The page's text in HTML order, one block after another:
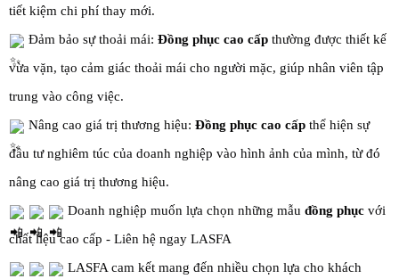
tiết kiệm chi phí thay mới.
Đảm bảo sự thoải mái:Đồng phục cao cấp thường được thiết kế
vừa vặn, tạo cảm giác thoải mái cho người mặc, giúp nhân viên tập
trung vàocông việc.
Nâng cao giá trị thương hiệu: Đồng phục cao cấp thể hiện sự
đầu tư nghiêm túc của doanh nghiệp vào hình ảnh của mình, từ đó
nâng cao giá trị thương hiệu.
Doanh nghiệp muốn lựa chọn những mẫuđồng phục với
chất liệu cao cấp - Liên hệ ngay LASFA
LASFA cam kết mang đến nhiều chọn lựa cho khách